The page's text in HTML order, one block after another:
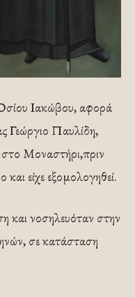
Ιακώβου, αφορά
Γεώργιο Παυλίδη,
στο Μοναστήρι,πριν
είχε εξομολογηθεί.
και νοσηλευόταν στην
σε κατάσταση